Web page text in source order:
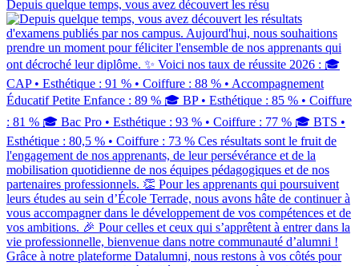
Depuis quelque temps, vous avez découvert les résu